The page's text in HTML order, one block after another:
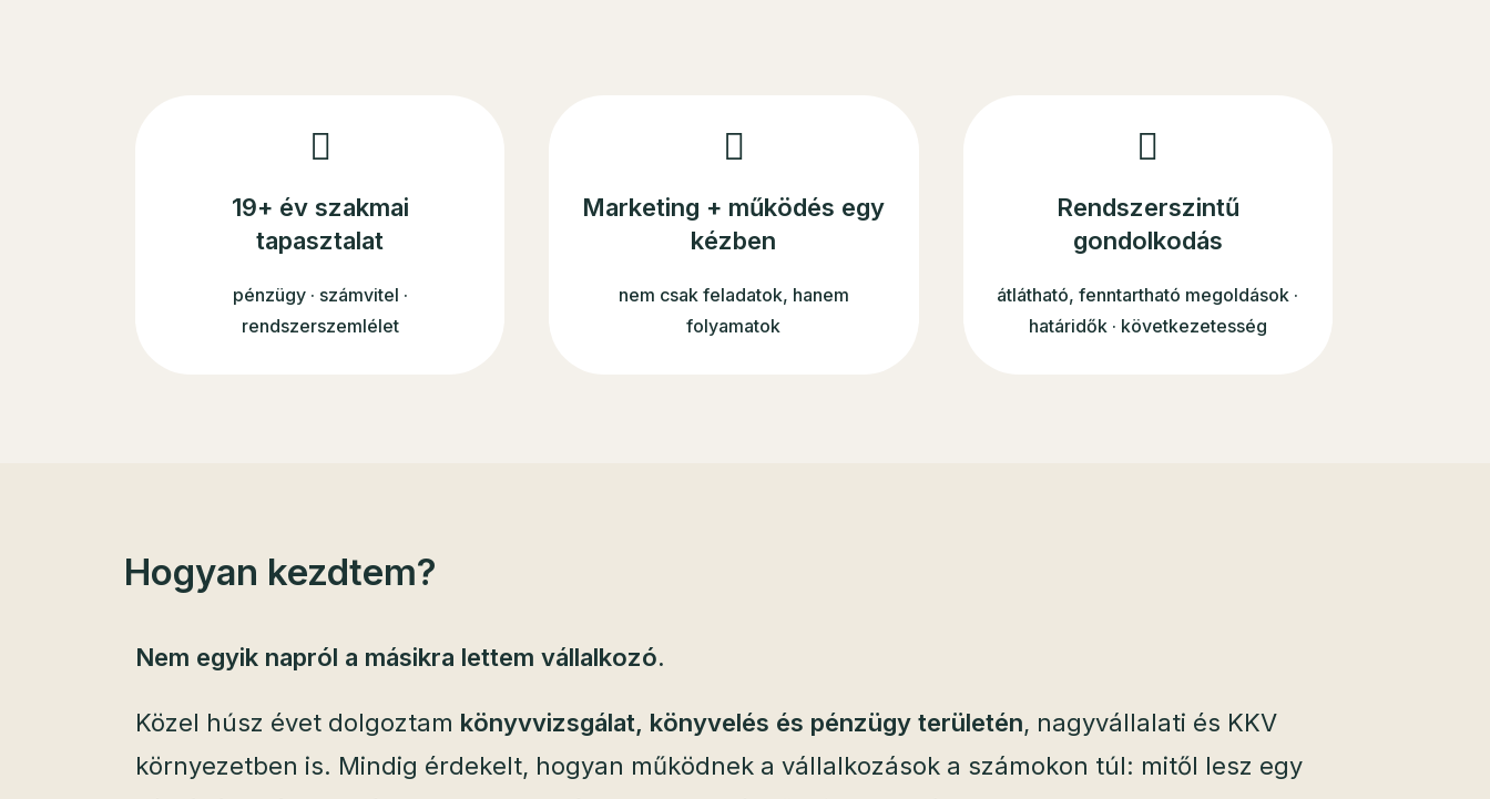
19+ év szakmai
tapasztalat
pénzügy · számvitel ·
rendszerszemlélet
Marketing + működés egy
kézben
nem csak feladatok, hanem
folyamatok
Rendszerszintű
gondolkodás
átlátható, fenntartható megoldások ·
határidők · következetesség
Hogyan kezdtem?
Nem egyik napról a másikra lettem vállalkozó.
Közel húsz évet dolgoztam könyvvizsgálat, könyvelés és pénzügy területén, nagyvállalati és KKV
környezetben is. Mindig érdekelt, hogyan működnek a vállalkozások a számokon túl: mitől lesz egy